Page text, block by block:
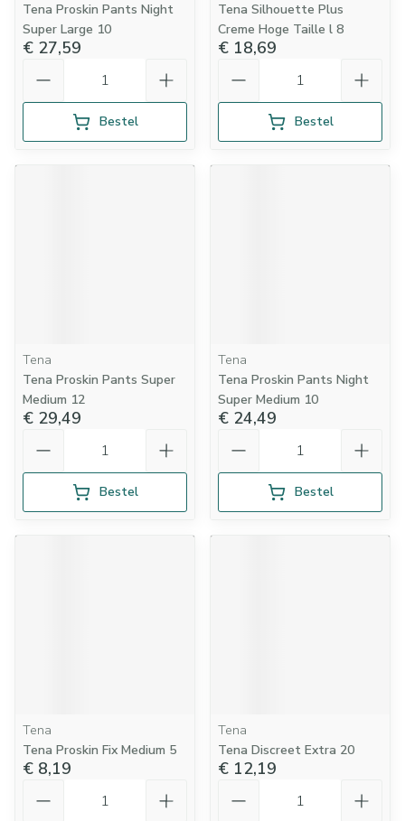
Tena Proskin Pants Night
Super Large 10
€ 27,59
Bestel
Tena Silhouette Plus
Creme Hoge Taille l 8
€ 18,69
Bestel
Tena
Tena Proskin Pants Super
Medium 12
€ 29,49
Bestel
Tena
Tena Proskin Pants Night
Super Medium 10
€ 24,49
Bestel
Tena
Tena Proskin Fix Medium 5
€ 8,19
Tena
Tena Discreet Extra 20
€ 12,19